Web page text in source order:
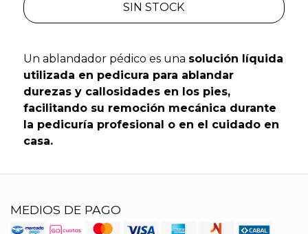
SIN STOCK
Un ablandador pédico es una solución líquida
utilizada en pedicura para ablandar
durezas y callosidades en los pies,
facilitando su remoción mecánica durante
la pedicuría profesional o en el cuidado en
casa.
MEDIOS DE PAGO